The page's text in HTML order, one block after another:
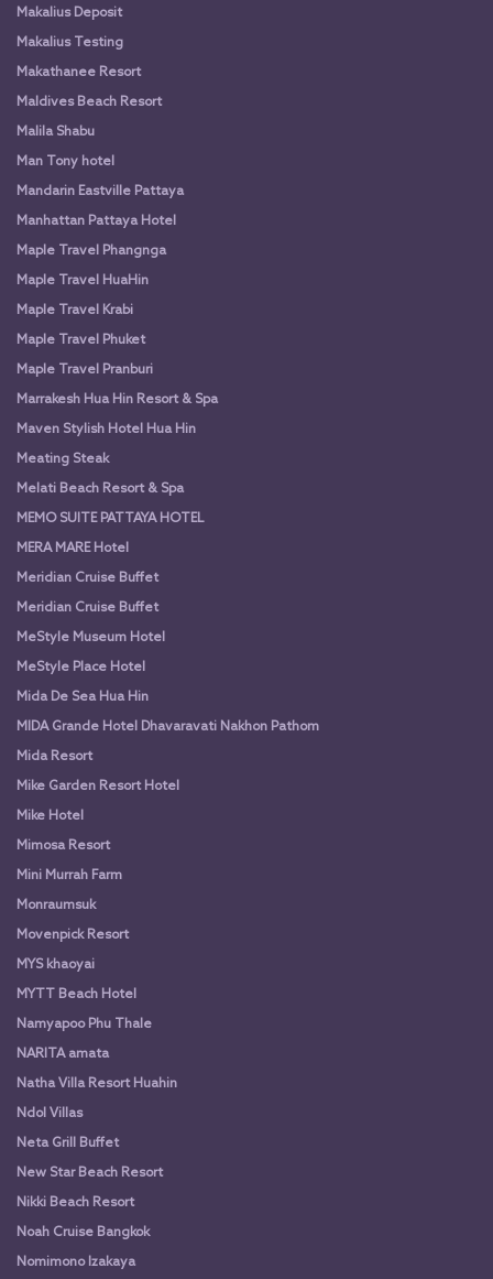
Makalius Deposit
Makalius Testing
Makathanee Resort
Maldives Beach Resort
Malila Shabu
Man Tony hotel
Mandarin Eastville Pattaya
Manhattan Pattaya Hotel
Maple Travel Phangnga
Maple Travel HuaHin
Maple Travel Krabi
Maple Travel Phuket
Maple Travel Pranburi
Marrakesh Hua Hin Resort & Spa
Maven Stylish Hotel Hua Hin
Meating Steak
Melati Beach Resort & Spa
MEMO SUITE PATTAYA HOTEL
MERA MARE Hotel
Meridian Cruise Buffet
Meridian Cruise Buffet
MeStyle Museum Hotel
MeStyle Place Hotel
Mida De Sea Hua Hin
MIDA Grande Hotel Dhavaravati Nakhon Pathom
Mida Resort
Mike Garden Resort Hotel
Mike Hotel
Mimosa Resort
Mini Murrah Farm
Monraumsuk
Movenpick Resort
MYS khaoyai
MYTT Beach Hotel
Namyapoo Phu Thale
NARITA amata
Natha Villa Resort Huahin
Ndol Villas
Neta Grill Buffet
New Star Beach Resort
Nikki Beach Resort
Noah Cruise Bangkok
Nomimono Izakaya